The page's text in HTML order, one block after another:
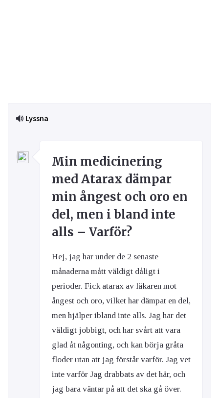
Lyssna
Min medicinering
med Atarax dämpar
min ångest och oro en
del, men i bland inte
alls – Varför?
Hej, jag har under de 2 senaste
månaderna mått väldigt dåligt i
perioder. Fick atarax av läkaren mot
ångest och oro, vilket har dämpat en del,
men hjälper ibland inte alls. Jag har det
väldigt jobbigt, och har svårt att vara
glad åt någonting, och kan börja gråta
floder utan att jag förstår varför. Jag vet
inte varför Jag drabbats av det här, och
jag bara väntar på att det ska gå över.